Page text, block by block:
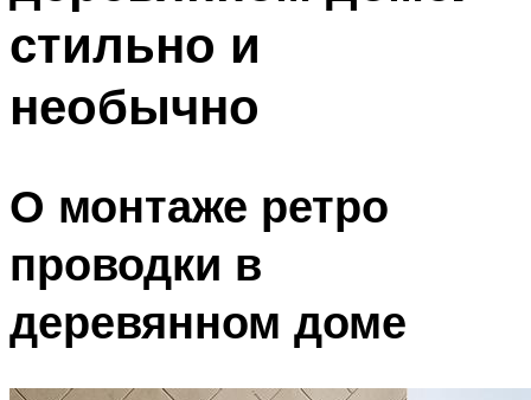
стильно и
необычно
О монтаже ретро
проводки в
деревянном доме